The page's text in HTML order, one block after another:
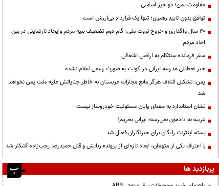
مقاومت یمن؛ دو خیز اساسی
توافقِ بدونِ تاییدِ رهبری؛ تنها یک قراردادِ بی‌ارزش است
۳۰ سال واگذاری و خروج ثروت ملی؛ گام دوم تضعیف بنیه مردم وایجاد نارضایتی در بین
احاد مردم
سفر فرمانده سنتکام به اراضی اشغالی
خبر تعطیلی مدرسه ایرانی در کویت به صورت رسمی اعلام نشده
یمن: تشکیل ائتلاف هرگز مانع مجازات عربستان به خاطر جنایاتش علیه ملت یمن نخواهد
شد
نشان استاندارد به معنای پایان مسئولیت خودروساز نیست
غریبه به دادمون نمی‌رسه؛ ایرانی بخریم!
بسته اینترنت رایگان برای خبرنگاران فعال شد
با اعتراف یکی از متهمان، ابعاد تازه‌ای از پرونده ربایش و قتل حمیدرضا رجب‌زاده آشکار شد
پربازدید ها